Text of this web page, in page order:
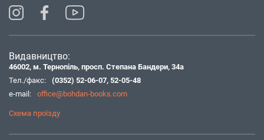
Видавництво:
46002, м. Тернопіль, просп. Степана Бандери, 34а
Тел./факс:
(0352) 52-06-07, 52-05-48
e-mail:
office@bohdan-books.com
Схема проїзду